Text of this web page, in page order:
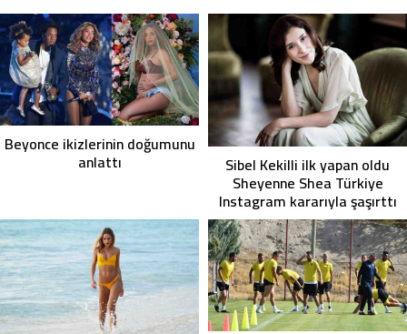
Beyonce ikizlerinin doğumunu
anlattı Sibel Kekilli ilk yapan oldu
Sheyenne Shea Türkiye
Instagram kararıyla şaşırttı